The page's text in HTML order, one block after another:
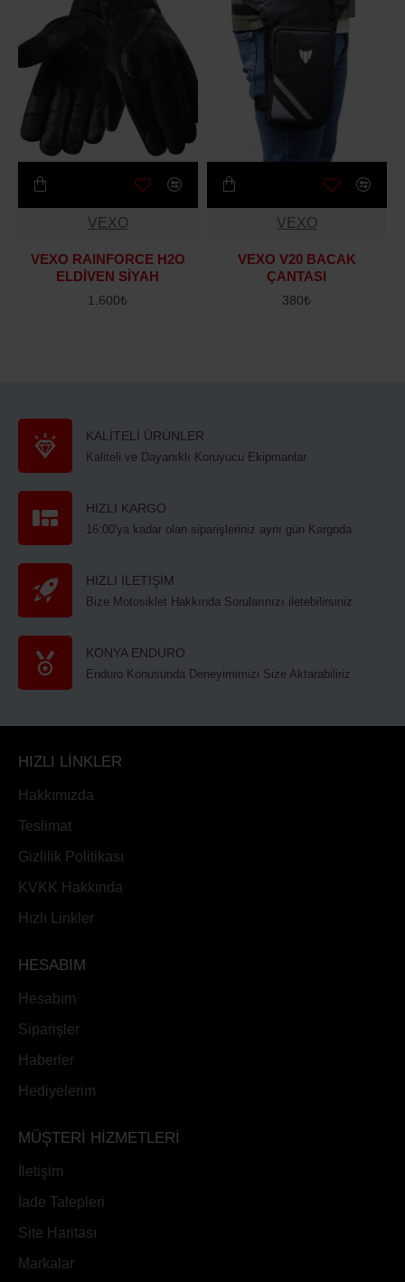
VEXO
VEXO RAINFORCE H2O
ELDİVEN SİYAH
1.600₺
VEXO
VEXO V20 BACAK
ÇANTASI
380₺
KALİTELİ ÜRÜNLER
Kaliteli ve Dayanıklı Koruyucu Ekipmanlar
HIZLI KARGO
16:00'ya kadar olan siparişleriniz aynı gün Kargoda
HIZLI İLETİŞİM
Bize Motosiklet Hakkında Sorularınızı iletebilirsiniz
KONYA ENDURO
Enduro Konusunda Deneyimimizi Size Aktarabiliriz
HIZLI LİNKLER
Hakkımızda
Teslimat
Gizlilik Politikası
KVKK Hakkında
Hızlı Linkler
HESABIM
Hesabım
Siparişler
Haberler
Hediyelerim
MÜŞTERİ HİZMETLERİ
İletişim
İade Talepleri
Site Haritası
Markalar